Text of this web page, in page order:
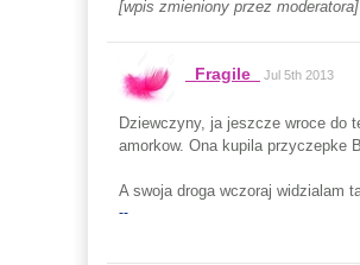
[wpis zmieniony przez moderatora]
_Fragile_ Jul 5th 2013
Dziewczyny, ja jeszcze wroce do
amorkow. Ona kupila przyczepke
A swoja droga wczoraj widzialam
--